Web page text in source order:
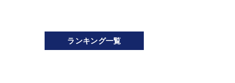
ランキング一覧